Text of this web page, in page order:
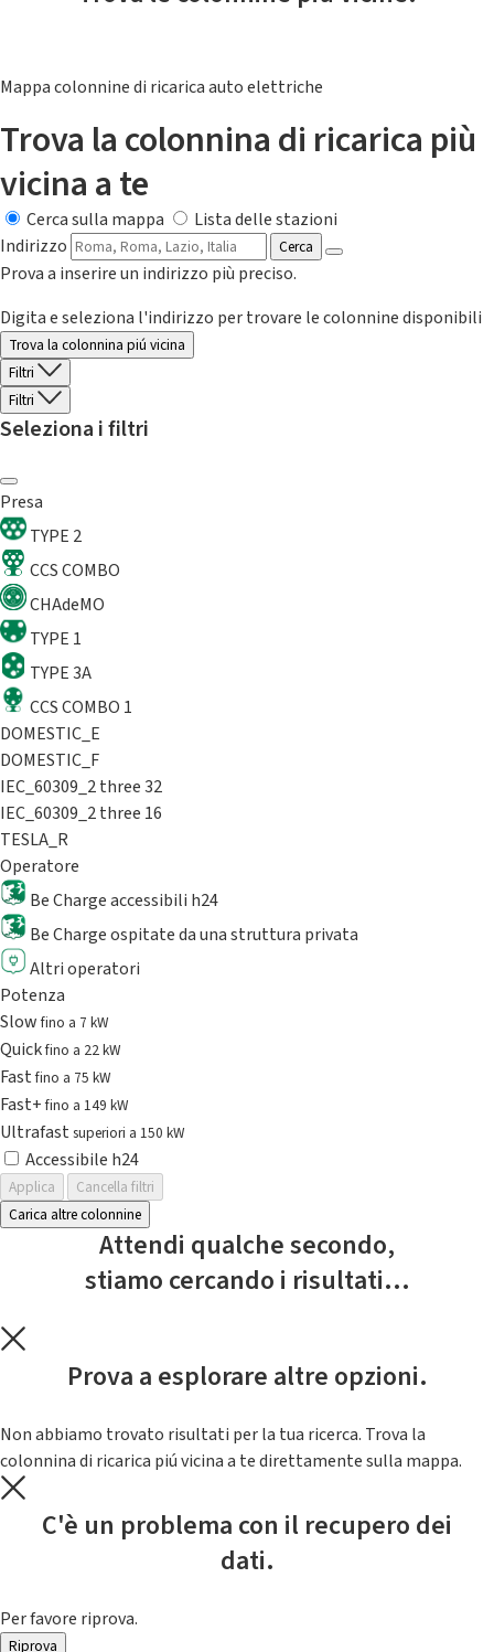
Mappa colonnine di ricarica auto elettriche
Trova la colonnina di ricarica più
vicina a te
Cerca sulla mappa
Lista delle stazioni
Indirizzo
Cerca
Prova a inserire un indirizzo più preciso.
Digita e seleziona l'indirizzo per trovare le colonnine disponibili
Trova la colonnina piú vicina
Filtri
Filtri
Seleziona i filtri
Presa
TYPE 2
CCS COMBO
CHAdeMO
TYPE 1
TYPE 3A
CCS COMBO 1
DOMESTIC_E
DOMESTIC_F
IEC_60309_2 three 32
IEC_60309_2 three 16
TESLA_R
Operatore
Be Charge accessibili h24
Be Charge ospitate da una struttura privata
Altri operatori
Potenza
Slowfino a 7 kW
Quickfino a 22 kW
Fastfino a 75 kW
Fast+fino a 149 kW
Ultrafast superiori a 150 kW
Accessibile h24
Applica
Cancella filtri
Carica altre colonnine
Attendi qualche secondo,
stiamo cercando i risultati...
Prova a esplorare altre opzioni.
Non abbiamo trovato risultati per la tua ricerca. Trova la
colonnina di ricarica piú vicina a te direttamente sulla mappa.
C'è un problema con il recupero dei
dati.
Per favore riprova.
Riprova